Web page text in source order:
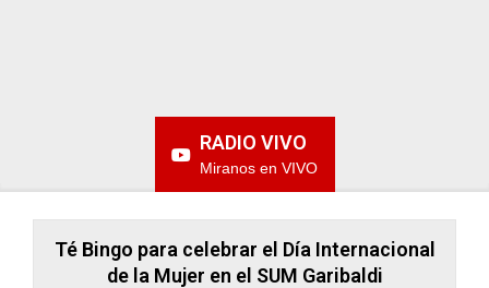
RADIO VIVO
Miranos en VIVO
Té Bingo para celebrar el Día Internacional
de la Mujer en el SUM Garibaldi